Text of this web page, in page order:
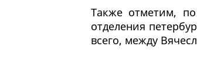
Также отметим,
отделения
всего, между